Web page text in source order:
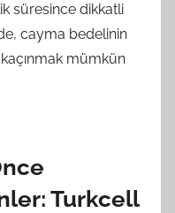
süresince dikkatli
cayma bedelinin
mümkün
Turkcell